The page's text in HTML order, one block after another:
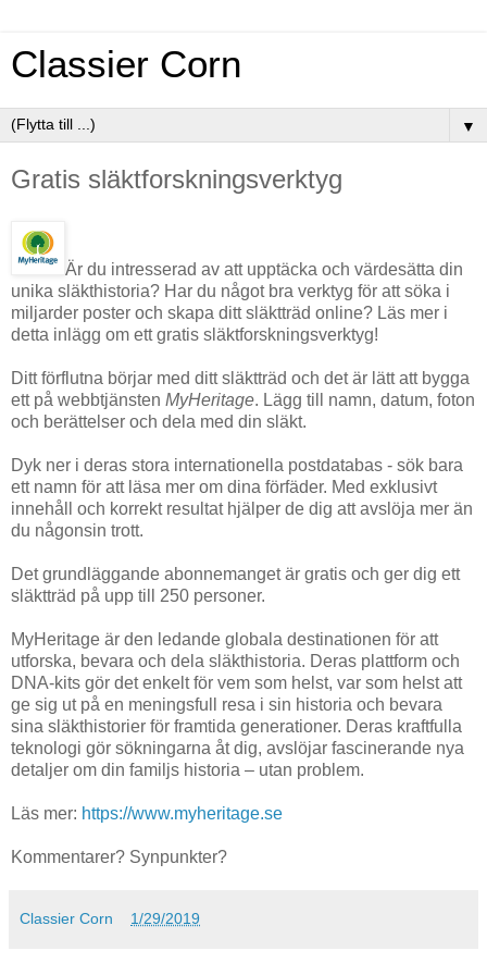
Classier Corn
▼
Gratis släktforskningsverktyg
Är du intresserad av att upptäcka och värdesätta din
unika släkthistoria? Har du något bra verktyg för att söka i
miljarder poster och skapa ditt släktträd online? Läs mer i
detta inlägg om ett gratis släktforskningsverktyg!
Ditt förflutna börjar med ditt släktträd och det är lätt att bygga
ett på webbtjänsten MyHeritage. Lägg till namn, datum, foton
och berättelser och dela med din släkt.
Dyk ner i deras stora internationella postdatabas - sök bara
ett namn för att läsa mer om dina förfäder. Med exklusivt
innehåll och korrekt resultat hjälper de dig att avslöja mer än
du någonsin trott.
Det grundläggande abonnemanget är gratis och ger dig ett
släktträd på upp till 250 personer.
MyHeritage är den ledande globala destinationen för att
utforska, bevara och dela släkthistoria. Deras plattform och
DNA-kits gör det enkelt för vem som helst, var som helst att
ge sig ut på en meningsfull resa i sin historia och bevara
sina släkthistorier för framtida generationer. Deras kraftfulla
teknologi gör sökningarna åt dig, avslöjar fascinerande nya
detaljer om din familjs historia – utan problem.
Läs mer: https://www.myheritage.se
Kommentarer? Synpunkter?
Classier Corn 1/29/2019